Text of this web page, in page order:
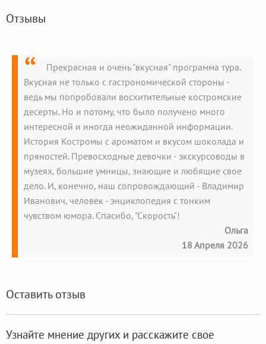
Отзывы
Прекрасная и очень "вкусная" программа тура.
Вкусная не только с гастрономической стороны -
ведь мы попробовали восхитительные костромские
десерты. Но и потому, что было получено много
интересной и иногда неожиданной информации.
История Костромы с ароматом и вкусом шоколада и
пряностей. Превосходные девочки - экскурсоводы в
музеях, большие умницы, знающие и любящие свое
дело. И, конечно, наш сопровождающий - Владимир
Иванович, человек - энциклопедия с тонким
чувством юмора. Спасибо, "Скорость"!
Ольга
18 Апреля 2026
Оставить отзыв
Узнайте мнение других и расскажите свое